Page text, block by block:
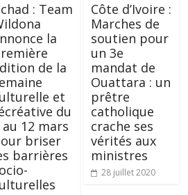
: Team
la
de la
et
du
au 12 mars
briser
barrières
Côte d’Ivoire :
Marches de
soutien pour
un 3e
mandat de
Ouattara : un
prêtre
catholique
crache ses
vérités aux
ministres
28 juillet 2020